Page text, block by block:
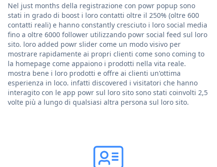
Nel just months della registrazione con powr popup sono
stati in grado di boost i loro contatti oltre il 250% (oltre 600
contatti reali) e hanno constantly cresciuto i loro social media
fino a oltre 6000 follower utilizzando powr social feed sul loro
sito. loro added powr slider come un modo visivo per
mostrare rapidamente ai propri clienti come sono coming to
la homepage come appaiono i prodotti nella vita reale.
mostra bene i loro prodotti e offre ai clienti un'ottima
esperienza in loco. infatti discovered i visitatori che hanno
interagito con le app powr sul loro sito sono stati coinvolti 2,5
volte più a lungo di qualsiasi altra persona sul loro sito.